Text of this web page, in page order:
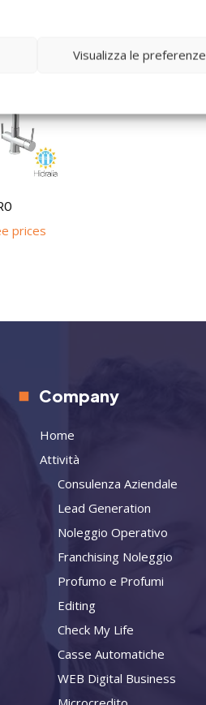
Visualizza le preferenze
prices
Company
Home
Attività
Consulenza Aziendale
Lead Generation
Noleggio Operativo
Franchising Noleggio
Profumo e Profumi
Editing
Check My Life
Casse Automatiche
WEB Digital Business